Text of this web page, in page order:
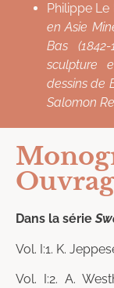
Philippe Le
en Asie
Bas
sculpture
dessins de
Salomon
Dans la série
Vol. I:1. K.
Vol. I:2. A.